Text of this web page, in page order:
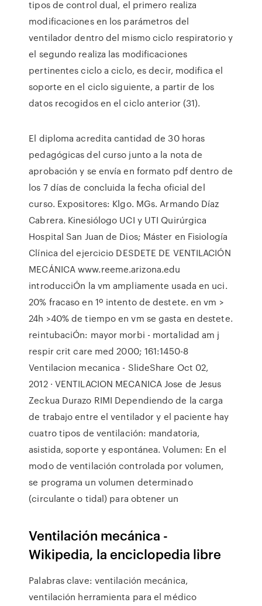
tipos de control dual, el primero realiza
modificaciones en los parámetros del
ventilador dentro del mismo ciclo respiratorio y
el segundo realiza las modificaciones
pertinentes ciclo a ciclo, es decir, modifica el
soporte en el ciclo siguiente, a partir de los
datos recogidos en el ciclo anterior (31).
El diploma acredita cantidad de 30 horas
pedagógicas del curso junto a la nota de
aprobación y se envía en formato pdf dentro de
los 7 días de concluida la fecha oficial del
curso. Expositores: Klgo. MGs. Armando Díaz
Cabrera. Kinesiólogo UCI y UTI Quirúrgica
Hospital San Juan de Dios; Máster en Fisiología
Clínica del ejercicio DESDETE DE VENTILACIÓN
MECÁNICA www.reeme.arizona.edu
introducciÓn la vm ampliamente usada en uci.
20% fracaso en 1º intento de destete. en vm >
24h >40% de tiempo en vm se gasta en destete.
reintubaciÓn: mayor morbi - mortalidad am j
respir crit care med 2000; 161:1450-8
Ventilacion mecanica - SlideShare Oct 02,
2012 · VENTILACION MECANICA Jose de Jesus
Zeckua Durazo RIMI Dependiendo de la carga
de trabajo entre el ventilador y el paciente hay
cuatro tipos de ventilación: mandatoria,
asistida, soporte y espontánea. Volumen: En el
modo de ventilación controlada por volumen,
se programa un volumen determinado
(circulante o tidal) para obtener un
Ventilación mecánica -
Wikipedia, la enciclopedia libre
Palabras clave: ventilación mecánica,
ventilación herramienta para el médico